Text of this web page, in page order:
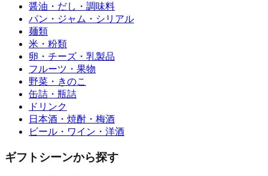
醤油・だし・調味料
パン・ジャム・シリアル
麺類
米・粉類
卵・チーズ・乳製品
フルーツ・果物
野菜・きのこ
缶詰・瓶詰
ドリンク
日本酒・焼酎・梅酒
ビール・ワイン・洋酒
ギフトシーンから探す